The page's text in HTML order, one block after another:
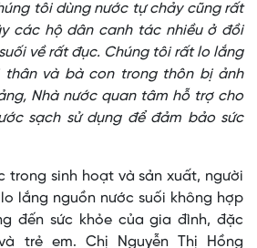
tôi dùng nước tự chảy cũng rất
các hộ dân canh tác nhiều ở đồi
về rất đục. Chúng tôi rất lo lắng
thân và bà con trong thôn bị ảnh
Nhà nước quan tâm hỗ trợ cho
sạch sử dụng để đảm bảo sức
trong sinh hoạt và sản xuất, người
lắng nguồn nước suối không hợp
đến sức khỏe của gia đình, đặc
trẻ em. Chị Nguyễn Thị Hồng